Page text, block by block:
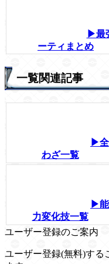
▶最
ーティまとめ
一覧関連記事
▶全
わざ一覧
▶能
力変化技一覧
ユーザー登録のご案内
ユーザー登録(無料)する